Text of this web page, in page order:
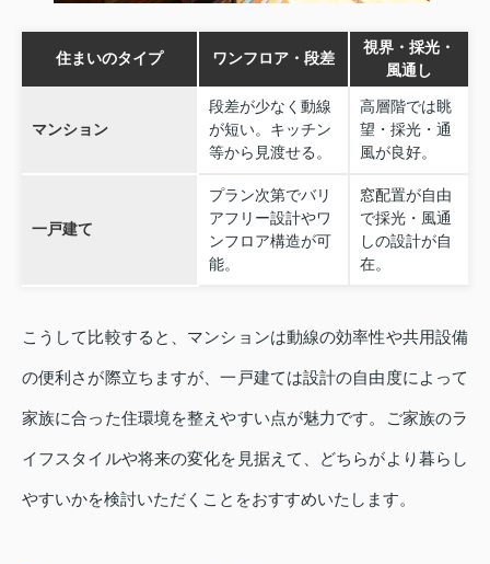
住まいのタイプ ワンフロア・段差
視界・採光・
風通し
マンション
段差が少なく動線
が短い。キッチン
等から見渡せる。
高層階では眺
望・採光・通
風が良好。
一戸建て
プラン次第でバリ
アフリー設計やワ
ンフロア構造が可
能。
窓配置が自由
で採光・風通
しの設計が自
在。
こうして比較すると、マンションは動線の効率性や共用設備
の便利さが際立ちますが、一戸建ては設計の自由度によって
家族に合った住環境を整えやすい点が魅力です。ご家族のラ
イフスタイルや将来の変化を見据えて、どちらがより暮らし
やすいかを検討いただくことをおすすめいたします。